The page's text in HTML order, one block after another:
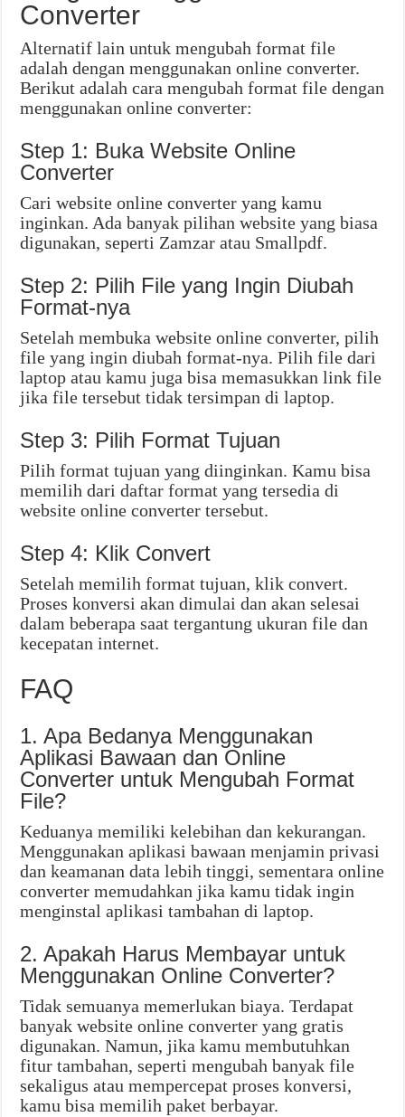
Converter
Alternatif lain untuk mengubah format file
adalah dengan menggunakan online converter.
Berikut adalah cara mengubah format file dengan
menggunakan online converter:
Step 1: Buka Website Online
Converter
Cari website online converter yang kamu
inginkan. Ada banyak pilihan website yang biasa
digunakan, seperti Zamzar atau Smallpdf.
Step 2: Pilih File yang Ingin Diubah
Format-nya
Setelah membuka website online converter, pilih
file yang ingin diubah format-nya. Pilih file dari
laptop atau kamu juga bisa memasukkan link file
jika file tersebut tidak tersimpan di laptop.
Step 3: Pilih Format Tujuan
Pilih format tujuan yang diinginkan. Kamu bisa
memilih dari daftar format yang tersedia di
website online converter tersebut.
Step 4: Klik Convert
Setelah memilih format tujuan, klik convert.
Proses konversi akan dimulai dan akan selesai
dalam beberapa saat tergantung ukuran file dan
kecepatan internet.
FAQ
1. Apa Bedanya Menggunakan
Aplikasi Bawaan dan Online
Converter untuk Mengubah Format
File?
Keduanya memiliki kelebihan dan kekurangan.
Menggunakan aplikasi bawaan menjamin privasi
dan keamanan data lebih tinggi, sementara online
converter memudahkan jika kamu tidak ingin
menginstal aplikasi tambahan di laptop.
2. Apakah Harus Membayar untuk
Menggunakan Online Converter?
Tidak semuanya memerlukan biaya. Terdapat
banyak website online converter yang gratis
digunakan. Namun, jika kamu membutuhkan
fitur tambahan, seperti mengubah banyak file
sekaligus atau mempercepat proses konversi,
kamu bisa memilih paket berbayar.